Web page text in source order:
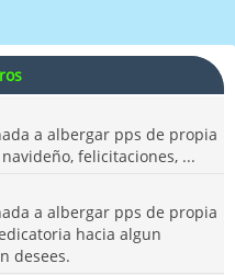
a albergar pps de propia
felicitaciones, ...
a albergar pps de propia
hacia algun
desees.